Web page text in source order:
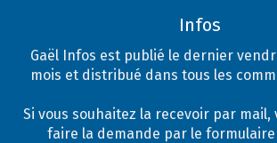
Infos
Gaël Infos est publié le dernier
mois et distribué dans tous les
Si vous souhaitez la recevoir par mail,
faire la demande par le